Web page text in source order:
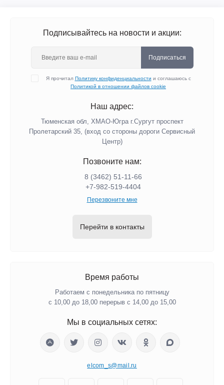
Подписывайтесь на новости и акции:
Подписаться
Я прочитал Политику конфиденциальности и соглашаюсь с
Политикой в отношении файлов cookie
Наш адрес:
Тюменская обл, ХМАО-Югра г.Сургут проспект
Пролетарский 35, (вход со стороны дороги Сервисный
Центр)
Позвоните нам:
8 (3462) 51-11-66
+7-982-519-4404
Перезвоните мне
Перейти в контакты
Время работы
Работаем с понедельника по пятницу
с 10,00 до 18,00 перерыв с 14,00 до 15,00
Мы в социальных сетях:
elcom_s@mail.ru